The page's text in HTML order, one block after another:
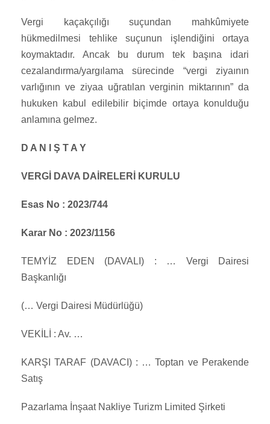
Vergi kaçakçılığı suçundan mahkûmiyete
hükmedilmesi tehlike suçunun işlendiğini ortaya
koymaktadır. Ancak bu durum tek başına idari
cezalandırma/yargılama sürecinde “vergi ziyaının
varlığının ve ziyaa uğratılan verginin miktarının” da
hukuken kabul edilebilir biçimde ortaya konulduğu
anlamına gelmez.
D A N I Ş T A Y
VERGİ DAVA DAİRELERİ KURULU
Esas No : 2023/744
Karar No : 2023/1156
TEMYİZ EDEN (DAVALI) : … Vergi Dairesi
Başkanlığı
(… Vergi Dairesi Müdürlüğü)
VEKİLİ : Av. …
KARŞI TARAF (DAVACI) : … Toptan ve Perakende
Satış
Pazarlama İnşaat Nakliye Turizm Limited Şirketi